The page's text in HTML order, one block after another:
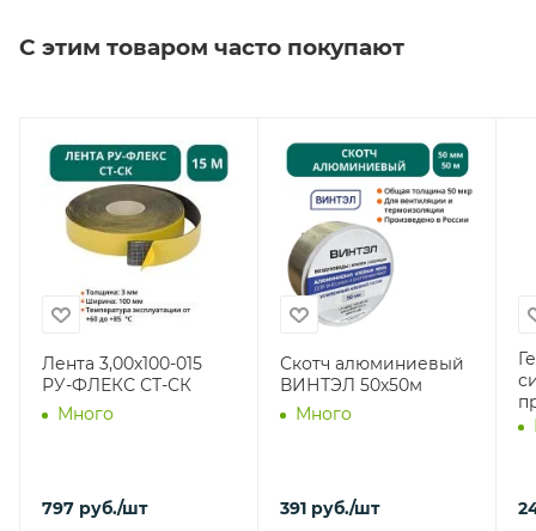
С этим товаром часто покупают
Лента 3,00х100-015
РУ-ФЛЕКС СТ-СК
Много
797 руб./шт
Скотч алюминиевый
ВИНТЭЛ 50х50м
Много
391 руб./шт